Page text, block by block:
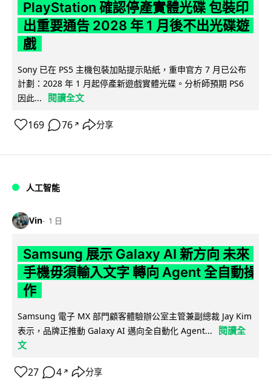
PlayStation 確認停產實體光碟 包裝印
出重要通告 2028 年 1 月後不出光碟遊
戲
Sony 已在 PS5 主機包裝加貼提示貼紙，重申官方 7 月已公布
計劃：2028 年 1 月起停產新遊戲實體光碟。分析師預期 PS6
因此...
閱讀全文
169 76 ↗ 分享
人工智能
Vin 1 日
Samsung 展示 Galaxy AI 新方向 未來
手機毋須輸入文字 轉向 Agent 全自動操
作
Samsung 電子 MX 部門顧客體驗辦公室主管兼副總裁 Jay Kim
表示，品牌正推動 Galaxy AI 邁向全自動化 Agent...
閱讀全
文
27 4 ↗ 分享